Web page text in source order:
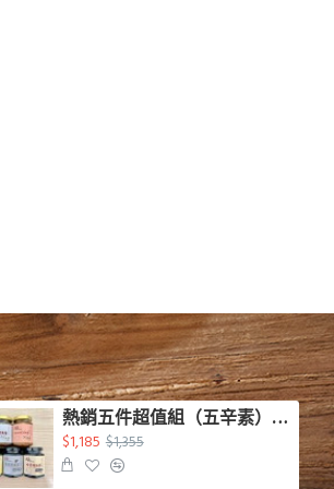
熱銷五件超值組（五辛素）（蛋奶素）
$1,185 $1,355